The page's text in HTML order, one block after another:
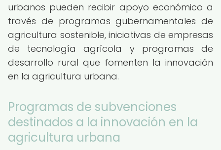
urbanos pueden recibir apoyo económico a
través de programas gubernamentales de
agricultura sostenible, iniciativas de empresas
de tecnología agrícola y programas de
desarrollo rural que fomenten la innovación
en la agricultura urbana.
Programas de subvenciones
destinados a la innovación en la
agricultura urbana